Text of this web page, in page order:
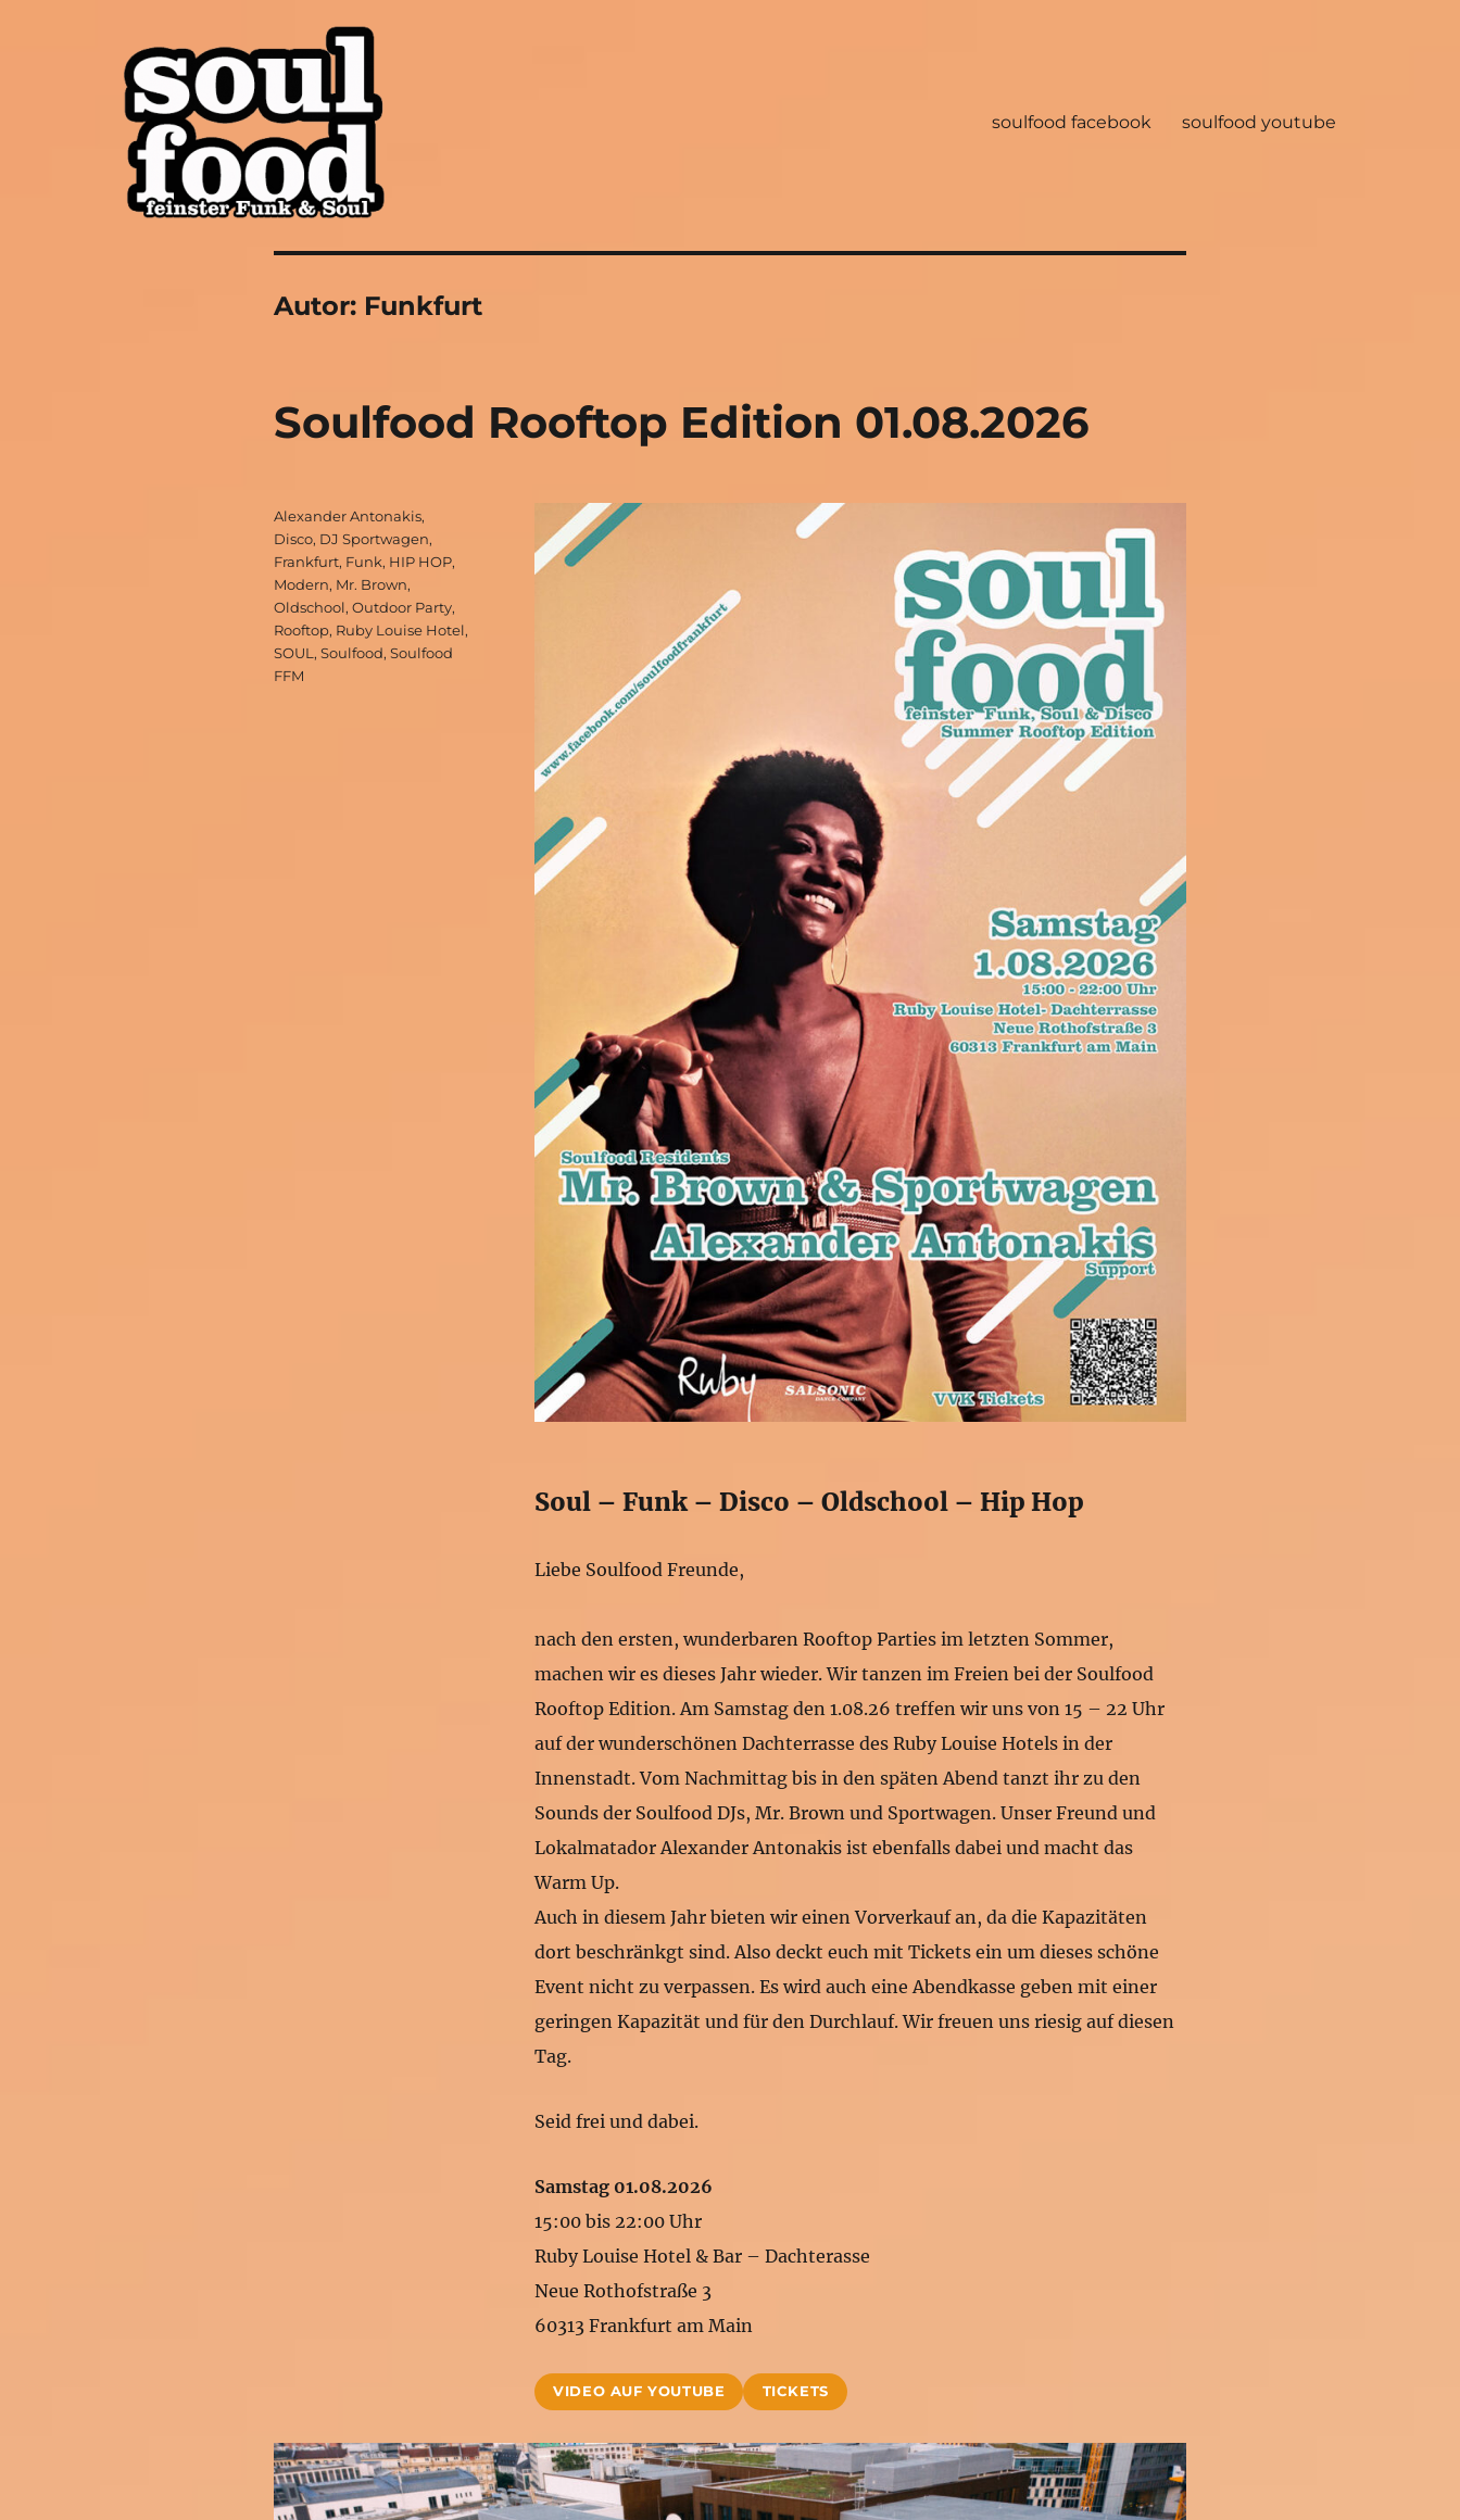
Soulfood FFM
soulfood facebook soulfood youtube
Autor: Funkfurt
Soulfood Rooftop Edition 01.08.2026
Soul – Funk – Disco – Oldschool – Hip Hop
Liebe Soulfood Freunde,
nach den ersten, wunderbaren Rooftop Parties im letzten Sommer,
machen wir es dieses Jahr wieder. Wir tanzen im Freien bei der Soulfood
Rooftop Edition. Am Samstag den 1.08.26 treffen wir uns von 15 – 22 Uhr
auf der wunderschönen Dachterrasse des Ruby Louise Hotels in der
Innenstadt. Vom Nachmittag bis in den späten Abend tanzt ihr zu den
Sounds der Soulfood DJs, Mr. Brown und Sportwagen. Unser Freund und
Lokalmatador Alexander Antonakis ist ebenfalls dabei und macht das
Warm Up.
Auch in diesem Jahr bieten wir einen Vorverkauf an, da die Kapazitäten
dort beschränkgt sind. Also deckt euch mit Tickets ein um dieses schöne
Event nicht zu verpassen. Es wird auch eine Abendkasse geben mit einer
geringen Kapazität und für den Durchlauf. Wir freuen uns riesig auf diesen
Tag.
Seid frei und dabei.
Samstag 01.08.2026
15:00 bis 22:00 Uhr
Ruby Louise Hotel & Bar – Dachterasse
Neue Rothofstraße 3
60313 Frankfurt am Main
VIDEO AUF YOUTUBE TICKETS
Schlagwörter
Alexander Antonakis,
Disco, DJ Sportwagen,
Frankfurt, Funk, HIP HOP,
Modern, Mr. Brown,
Oldschool, Outdoor Party,
Rooftop, Ruby Louise Hotel,
SOUL, Soulfood, Soulfood
FFM